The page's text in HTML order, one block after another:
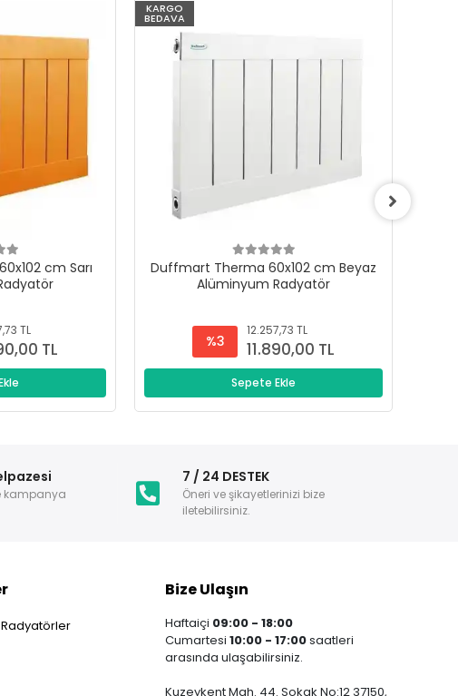
cm Sarı
TL
TL
KARGO
BEDAVA
Duffmart Therma 60x102 cm Beyaz
Alüminyum Radyatör
%3
12.257,73 TL
11.890,00 TL
Sepete Ekle
kampanya
7 / 24 DESTEK
Öneri ve şikayetlerinizi bize
iletebilirsiniz.
Bize Ulaşın
Haftaiçi 09:00 - 18:00
Cumartesi 10:00 - 17:00saatleri
arasında ulaşabilirsiniz.
Kuzeykent Mah. 44. Sokak No:12 37150,